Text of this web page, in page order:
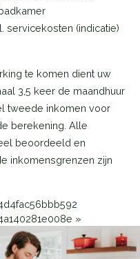
servicekosten (indicatie)
te komen dient uw
3,5 keer de maandhuur
tweede inkomen voor
berekening. Alle
beoordeeld en
inkomensgrenzen zijn
»